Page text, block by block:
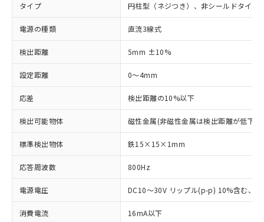
タイプ 円柱型（ネジつき）、非シールドタイプ
電源の種類 直流3線式
検出距離 5mm ±10%
設定距離 0～4mm
応差 検出距離の10%以下
検出可能物体 磁性金属(非磁性金属は検出距離が低下し
標準検出物体 鉄15×15×1mm
応答周波数 800Hz
電源電圧 DC10～30V リップル(p-p) 10%含む、
消費電流 16mA以下